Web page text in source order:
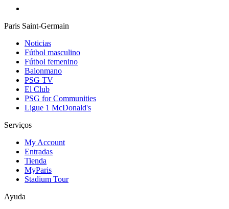
Paris Saint-Germain
Noticias
Fútbol masculino
Fútbol femenino
Balonmano
PSG TV
El Club
PSG for Communities
Ligue 1 McDonald's
Serviços
My Account
Entradas
Tienda
MyParis
Stadium Tour
Ayuda